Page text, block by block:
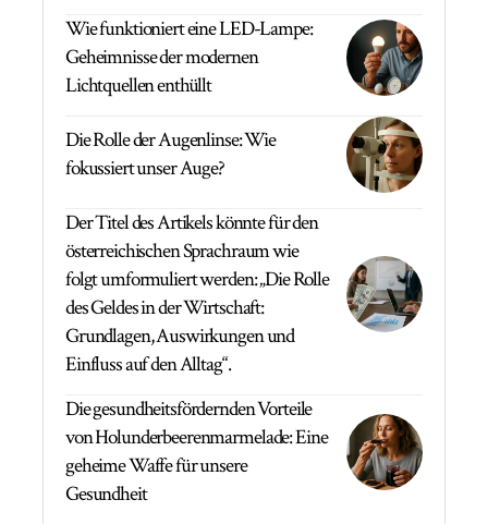
Wie funktioniert eine LED-Lampe:
Geheimnisse der modernen
Lichtquellen enthüllt
Die Rolle der Augenlinse: Wie
fokussiert unser Auge?
Der Titel des Artikels könnte für den
österreichischen Sprachraum wie
folgt umformuliert werden: „Die Rolle
des Geldes in der Wirtschaft:
Grundlagen, Auswirkungen und
Einfluss auf den Alltag“.
Die gesundheitsfördernden Vorteile
von Holunderbeerenmarmelade: Eine
geheime Waffe für unsere
Gesundheit